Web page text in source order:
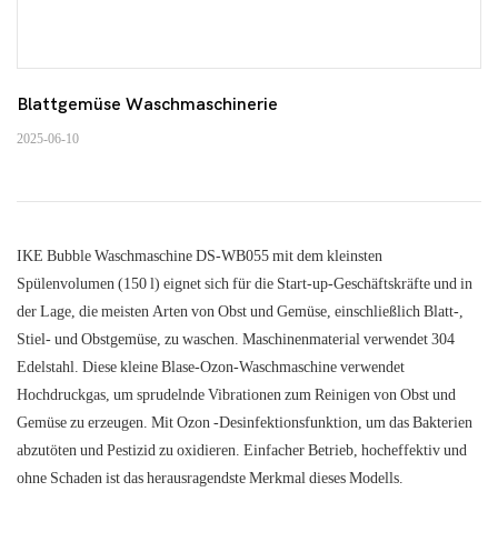
Blattgemüse Waschmaschinerie
2025-06-10
IKE Bubble Waschmaschine DS-WB055 mit dem kleinsten
Spülenvolumen (150 l) eignet sich für die Start-up-Geschäftskräfte und in
der Lage, die meisten Arten von Obst und Gemüse, einschließlich Blatt-,
Stiel- und Obstgemüse, zu waschen. Maschinenmaterial verwendet 304
Edelstahl. Diese kleine Blase-Ozon-Waschmaschine verwendet
Hochdruckgas, um sprudelnde Vibrationen zum Reinigen von Obst und
Gemüse zu erzeugen. Mit Ozon -Desinfektionsfunktion, um das Bakterien
abzutöten und Pestizid zu oxidieren. Einfacher Betrieb, hocheffektiv und
ohne Schaden ist das herausragendste Merkmal dieses Modells.